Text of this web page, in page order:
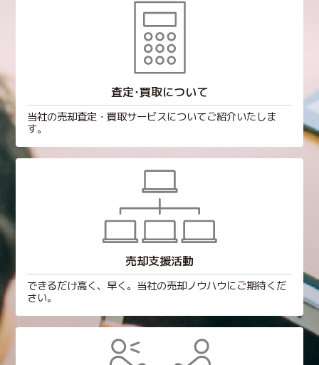
査定･買取について
当社の売却査定・買取サービスについてご紹介いたしま
す。
売却支援活動
できるだけ高く、早く。当社の売却ノウハウにご期待くだ
さい。